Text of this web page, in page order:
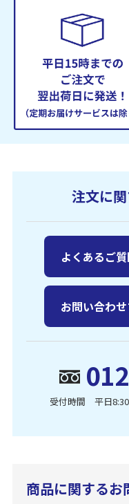
注文に
受付時間 平日8:30
よくあるご
お問い合わ
商品に関するお